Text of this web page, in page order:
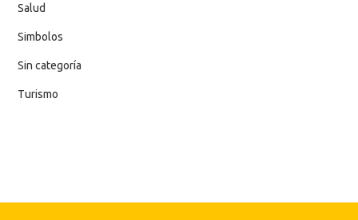
Salud
Simbolos
Sin categoría
Turismo